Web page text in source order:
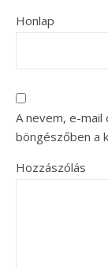
Honlap
A nevem, e-mail
böngészőben a
Hozzászólás